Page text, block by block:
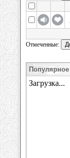
Отмеченные:
Популярное